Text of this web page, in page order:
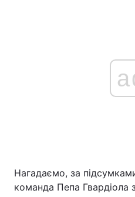
Нагадаємо, за
команда Пепа Гвардіола